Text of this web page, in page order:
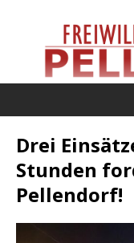
Drei
Stunden
Pellendorf!